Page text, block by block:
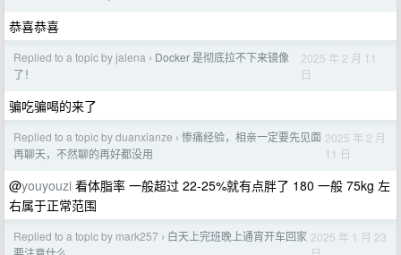
恭喜恭喜
Replied to a topic by jalena › Docker 是彻底拉不下来镜像
了！
2025 年 2 月 11
日
骗吃骗喝的来了
Replied to a topic by duanxianze › 惨痛经验，相亲一定要先见面
再聊天，不然聊的再好都没用
2025 年 2 月
11 日
@youyouzi 看体脂率 一般超过 22-25%就有点胖了 180 一般 75kg 左
右属于正常范围
Replied to a topic by mark257 › 白天上完班晚上通宵开车回家 2025 年 1 月 23